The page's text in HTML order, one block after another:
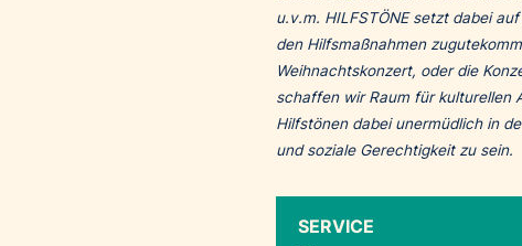
u.v.m. HILFSTÖNE setzt dabei
den Hilfsmaßnahmen
Weihnachtskonzert, oder die
schaffen wir Raum für kulturellen
Hilfstönen dabei unermüdlich in
und soziale Gerechtigkeit zu sein.
SERVICE